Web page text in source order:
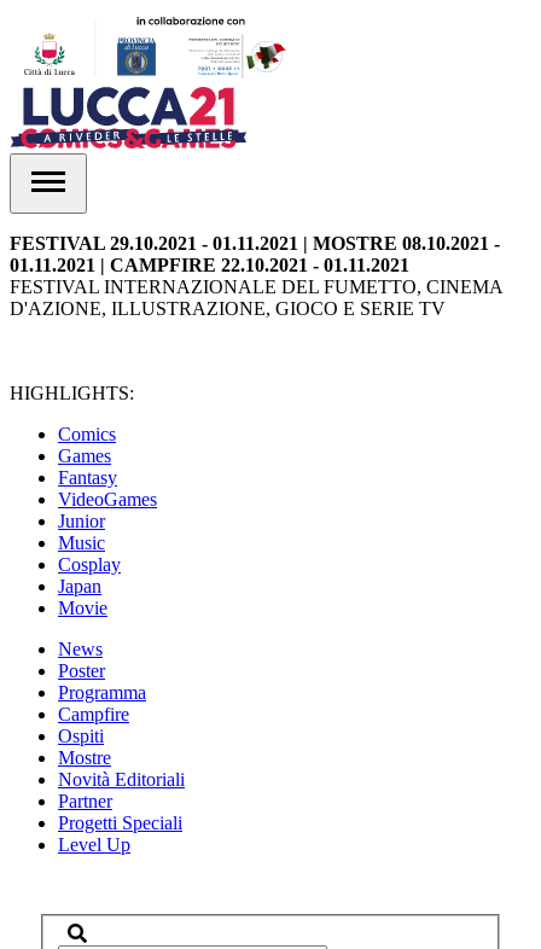
FESTIVAL 29.10.2021 - 01.11.2021 | MOSTRE 08.10.2021 -
01.11.2021 | CAMPFIRE 22.10.2021 - 01.11.2021
FESTIVAL INTERNAZIONALE DEL FUMETTO, CINEMA
D'AZIONE, ILLUSTRAZIONE, GIOCO E SERIE TV
HIGHLIGHTS:
Comics
Games
Fantasy
VideoGames
Junior
Music
Cosplay
Japan
Movie
News
Poster
Programma
Campfire
Ospiti
Mostre
Novità Editoriali
Partner
Progetti Speciali
Level Up